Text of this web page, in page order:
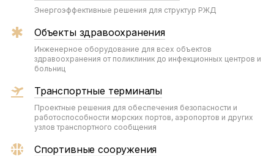
Энергоэффективные решения для структур РЖД
Объекты здравоохранения
Инженерное оборудование для всех объектов
здравоохранения от поликлиник до инфекционных центров и
больниц
Транспортные терминалы
Проектные решения для обеспечения безопасности и
работоспособности морских портов, аэропортов и других
узлов транспортного сообщения
Спортивные сооружения